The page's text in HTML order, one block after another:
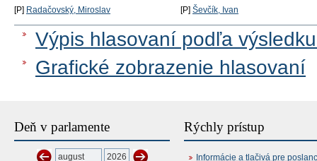
[P] Radačovský, Miroslav [P] Ševčík, Ivan
Výpis hlasovaní podľa
Grafické zobrazenie hlasovaní
Deň v parlamente Rýchly prístup
Informácie a tlačivá pre